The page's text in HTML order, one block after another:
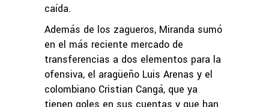
caída.
Además de los zagueros, Miranda sumó
en el más reciente mercado de
transferencias a dos elementos para la
ofensiva, el aragüeño Luis Arenas y el
colombiano Cristian Cangá, que ya